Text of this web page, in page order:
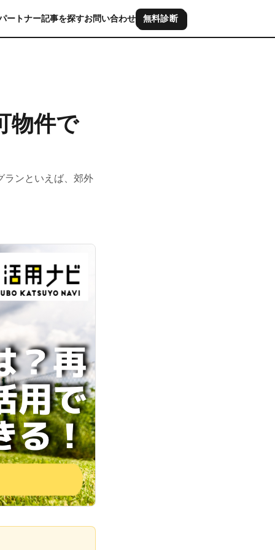
ートナー記事を探すお問い合わせ 無料診断
物件で
ランといえば、郊外